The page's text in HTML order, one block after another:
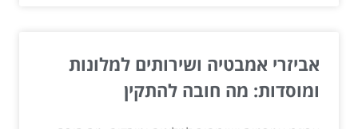
אביזרי אמבטיה ושירותים למלונות
ומוסדות: מה חובה להתקין